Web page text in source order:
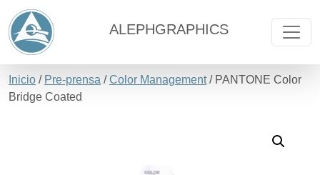
ALEPHGRAPHICS
Inicio / Pre-prensa /Color Management/ PANTONE Color
Bridge Coated